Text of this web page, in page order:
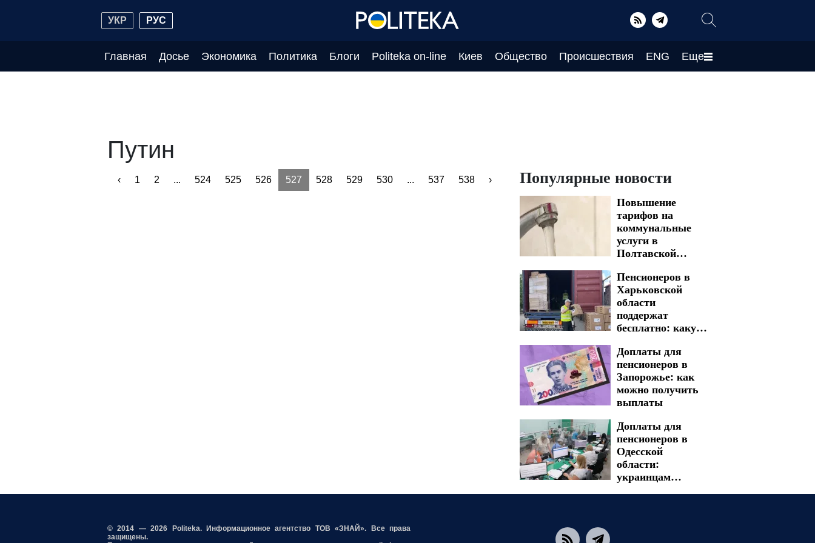
УКР РУС
Главная Досье Экономика Политика Блоги Politeka on-line Киев Общество Происшествия ENG Еще
Путин
‹ 1 2 ... 524 525 526 527 528 529 530 ... 537 538 › Популярные новости
Повышение
тарифов на
коммунальные
услуги в
Полтавской
стоимостью
жители
столкнутся в
платежках
Пенсионеров в
Харьковской
области
поддержат
бесплатно: какую
помощь можно
получить
Доплаты для
пенсионеров в
Запорожье: как
можно получить
выплаты
Доплаты для
пенсионеров в
Одесской
области:
украинцам
© 2014 — 2026 Politeka. Информационное агентство ТОВ «ЗНАЙ». Все права
защищены.